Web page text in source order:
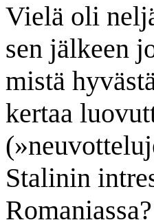
Vielä oli
sen jälkeen
mistä
kertaa
Stalinin